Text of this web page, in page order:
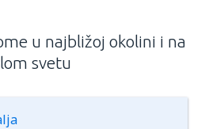
u najbližoj okolini i na
svetu